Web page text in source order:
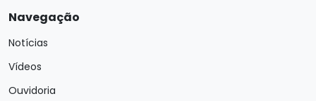
Navegação
Notícias
Vídeos
Ouvidoria